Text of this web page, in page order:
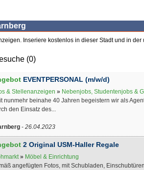
Inseriere kostenlos in dieser Stadt und in
(0)
EVENTPERSONAL (m/w/d)
& Stellenanzeigen » Nebenjobs, Studentenjobs &
nunmehr beinahe 40 Jahren begeistern wir als
den Einsatz des...
- 26.04.2023
2 Original USM-Haller Regale
» Möbel & Einrichtung
angefügten Fotos, mit Schubladen,